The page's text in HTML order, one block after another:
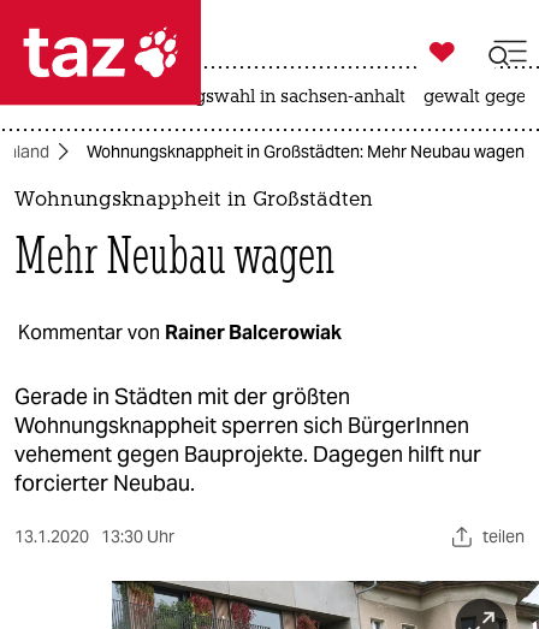
 taz zahl ich
taz zahl ich
themen
politik
öko
gesellschaft
kultur
sport
berlin

taz zahl ich
landtagswahl in sachsen-anhalt gewalt
Wohnungsknappheit in Großstädten: Mehr Neubau wagen
Wohnungsknappheit in Großstädten
Mehr Neubau wagen
Kommentar von Rainer Balcerowiak
Gerade in Städten mit der größten
Wohnungsknappheit sperren sich BürgerInnen
vehement gegen Bauprojekte. Dagegen hilft nur
forcierter Neubau.
13.1.2020 13:30 Uhr teilen